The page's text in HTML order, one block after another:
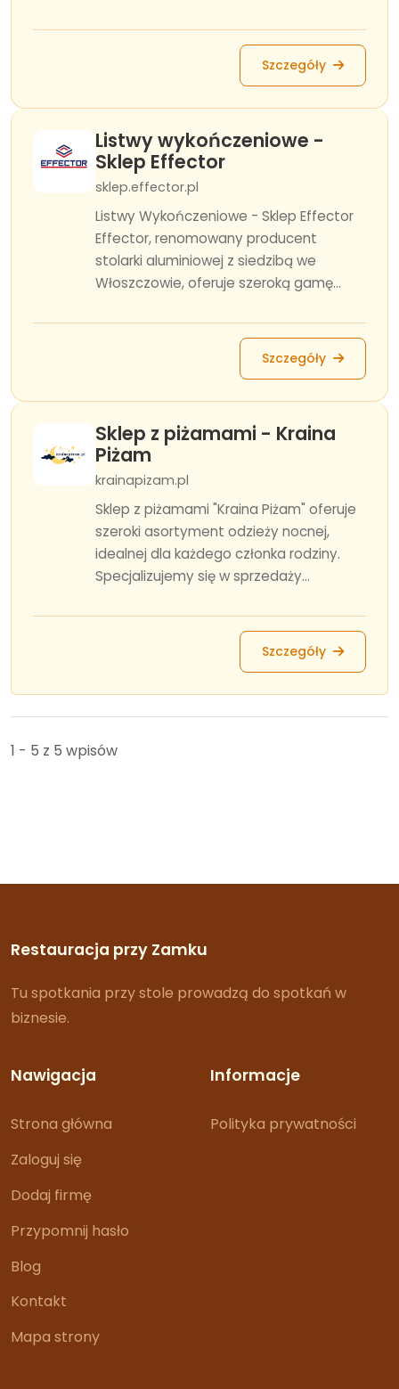
Szczegóły
Listwy wykończeniowe -
Sklep Effector
sklep.effector.pl
Listwy Wykończeniowe - Sklep Effector
Effector, renomowany producent
stolarki aluminiowej z siedzibą we
Włoszczowie, oferuje szeroką gamę...
Szczegóły
Sklep z piżamami - Kraina
Piżam
krainapizam.pl
Sklep z piżamami "Kraina Piżam" oferuje
szeroki asortyment odzieży nocnej,
idealnej dla każdego członka rodziny.
Specjalizujemy się w sprzedaży...
Szczegóły
1 - 5 z 5 wpisów
Restauracja przy Zamku
Tu spotkania przy stole prowadzą do spotkań w
biznesie.
Nawigacja
Strona główna
Zaloguj się
Dodaj firmę
Przypomnij hasło
Blog
Kontakt
Mapa strony
Informacje
Polityka prywatności